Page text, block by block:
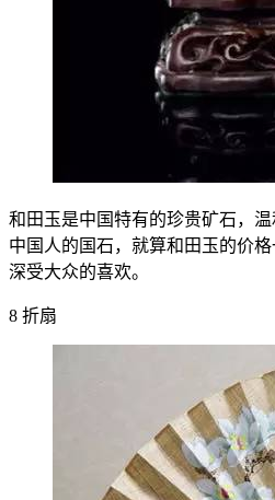
和田玉是中国特有的珍贵矿石，
中国人的国石，就算和田玉的价
深受大众的喜欢。
8 折扇